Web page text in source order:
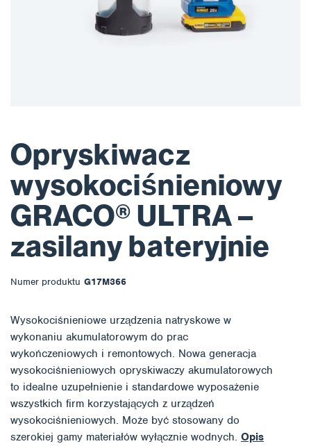
Opryskiwacz
wysokociśnieniowy
GRACO® ULTRA –
zasilany bateryjnie
Numer produktu G17M366
Wysokociśnieniowe urządzenia natryskowe w
wykonaniu akumulatorowym do prac
wykończeniowych i remontowych. Nowa generacja
wysokociśnieniowych opryskiwaczy akumulatorowych
to idealne uzupełnienie i standardowe wyposażenie
wszystkich firm korzystających z urządzeń
wysokociśnieniowych. Może być stosowany do
szerokiej gamy materiałów wyłącznie wodnych. Opis